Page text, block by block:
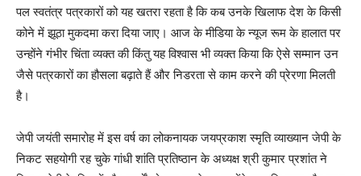
पल स्वतंत्र पत्रकारों को यह खतरा रहता है कि कब उनके खिलाफ देश के किसी
कोने में झूठा मुकदमा करा दिया जाए। आज के मीडिया के न्यूज रूम के हालात पर
उन्होंने गंभीर चिंता व्यक्त की किंतु यह विश्वास भी व्यक्त किया कि ऐसे सम्मान उन
जैसे पत्रकारों का हौसला बढ़ाते हैं और निडरता से काम करने की प्रेरणा मिलती
है।
जेपी जयंती समारोह में इस वर्ष का लोकनायक जयप्रकाश स्मृति व्याख्यान जेपी के
निकट सहयोगी रह चुके गांधी शांति प्रतिष्ठान के अध्यक्ष श्री कुमार प्रशांत ने